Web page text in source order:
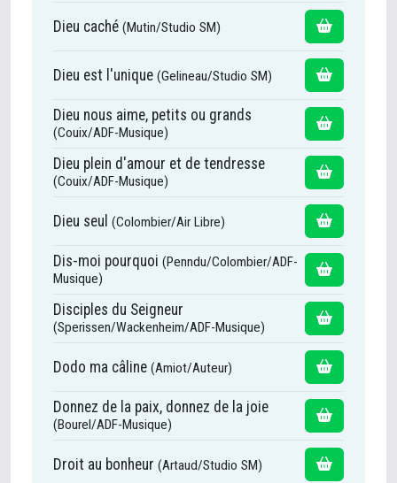
Dieu caché (Mutin/Studio SM)
Dieu est l'unique (Gelineau/Studio SM)
Dieu nous aime, petits ou grands
(Couix/ADF-Musique)
Dieu plein d'amour et de tendresse
(Couix/ADF-Musique)
Dieu seul (Colombier/Air Libre)
Dis-moi pourquoi (Penndu/Colombier/ADF-
Musique)
Disciples du Seigneur
(Sperissen/Wackenheim/ADF-Musique)
Dodo ma câline (Amiot/Auteur)
Donnez de la paix, donnez de la joie
(Bourel/ADF-Musique)
Droit au bonheur (Artaud/Studio SM)